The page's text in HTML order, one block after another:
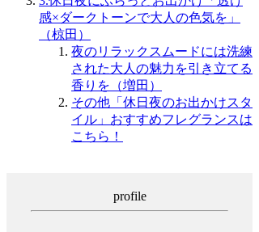
感×ダークトーンで大人の色気を」
（椋田）
夜のリラックスムードには洗練
された大人の魅力を引き立てる
香りを（増田）
その他「休日夜のお出かけスタ
イル」おすすめフレグランスは
こちら！
profile